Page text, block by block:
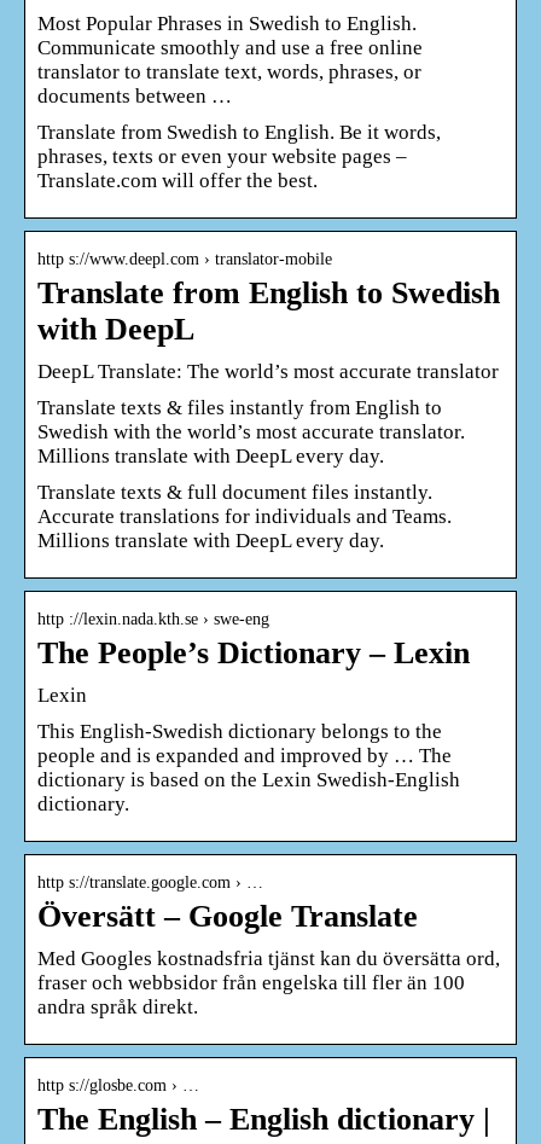
Most Popular Phrases in Swedish to English.
Communicate smoothly and use a free online
translator to translate text, words, phrases, or
documents between …
Translate from Swedish to English. Be it words,
phrases, texts or even your website pages –
Translate.com will offer the best.
http s://www.deepl.com › translator-mobile
Translate from English to Swedish
with DeepL
DeepL Translate: The world’s most accurate translator
Translate texts & files instantly from English to
Swedish with the world’s most accurate translator.
Millions translate with DeepL every day.
Translate texts & full document files instantly.
Accurate translations for individuals and Teams.
Millions translate with DeepL every day.
http ://lexin.nada.kth.se › swe-eng
The People’s Dictionary – Lexin
Lexin
This English-Swedish dictionary belongs to the
people and is expanded and improved by … The
dictionary is based on the Lexin Swedish-English
dictionary.
http s://translate.google.com › …
Översätt – Google Translate
Med Googles kostnadsfria tjänst kan du översätta ord,
fraser och webbsidor från engelska till fler än 100
andra språk direkt.
http s://glosbe.com › …
The English – English dictionary |